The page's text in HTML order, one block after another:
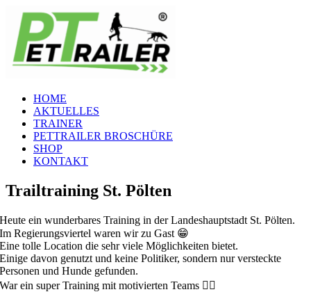
Zum
Inhalt
springen
HOME
AKTUELLES
TRAINER
PETTRAILER BROSCHÜRE
SHOP
KONTAKT
Trailtraining St. Pölten
Heute ein wunderbares Training in der Landeshauptstadt St. Pölten.
Im Regierungsviertel waren wir zu Gast 😁
Eine tolle Location die sehr viele Möglichkeiten bietet.
Einige davon genutzt und keine Politiker, sondern nur versteckte
Personen und Hunde gefunden.
War ein super Training mit motivierten Teams 👌🏽